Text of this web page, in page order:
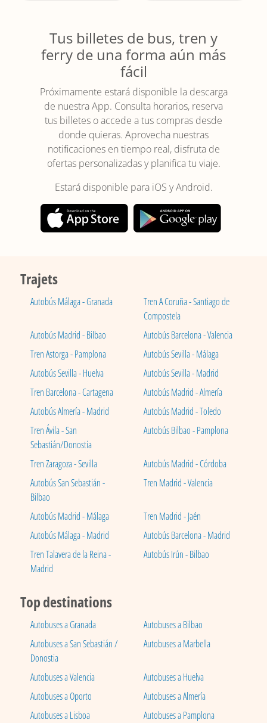
Tus billetes de bus, tren y
ferry de una forma aún más
fácil
Próximamente estará disponible la descarga
de nuestra App. Consulta horarios, reserva
tus billetes o accede a tus compras desde
donde quieras. Aprovecha nuestras
notificaciones en tiempo real, disfruta de
ofertas personalizadas y planifica tu viaje.
Estará disponible para iOS y Android.
Trajets
Autobús Málaga - Granada
Tren A Coruña - Santiago de
Compostela
Autobús Madrid - Bilbao
Autobús Barcelona - Valencia
Tren Astorga - Pamplona
Autobús Sevilla - Málaga
Autobús Sevilla - Huelva
Autobús Sevilla - Madrid
Tren Barcelona - Cartagena
Autobús Madrid - Almería
Autobús Almería - Madrid
Autobús Madrid - Toledo
Tren Ávila - San
Sebastián/Donostia
Autobús Bilbao - Pamplona
Tren Zaragoza - Sevilla
Autobús Madrid - Córdoba
Autobús San Sebastián -
Bilbao
Tren Madrid - Valencia
Autobús Madrid - Málaga
Tren Madrid - Jaén
Autobús Málaga - Madrid
Autobús Barcelona - Madrid
Tren Talavera de la Reina -
Madrid
Autobús Irún - Bilbao
Top destinations
Autobuses a Granada
Autobuses a Bilbao
Autobuses a San Sebastián /
Donostia
Autobuses a Marbella
Autobuses a Valencia
Autobuses a Huelva
Autobuses a Oporto
Autobuses a Almería
Autobuses a Lisboa
Autobuses a Pamplona